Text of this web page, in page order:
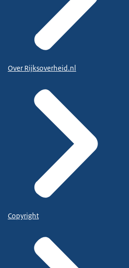
Over Rijksoverheid.nl
Copyright